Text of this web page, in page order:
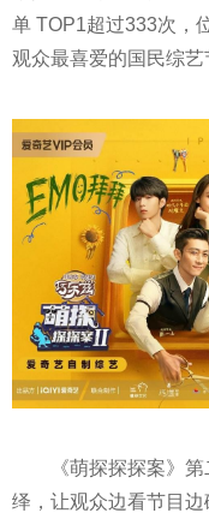
单 TOP1超过333次，
观众最喜爱的国民综艺
《萌探探探案》
绎，让观众边看节目